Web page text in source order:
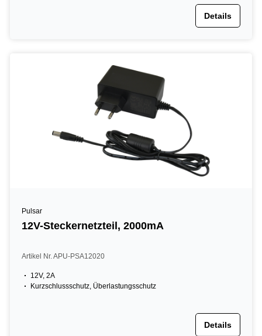
Details
Pulsar
12V-Steckernetzteil, 2000mA
Artikel Nr. APU-PSA12020
12V, 2A
Kurzschlussschutz, Überlastungsschutz
Details